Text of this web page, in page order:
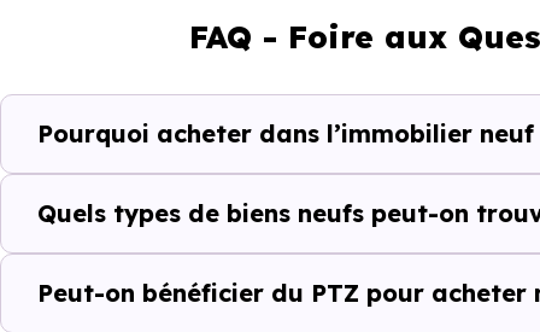
Ces prix varient selon la
Le parc résidentiel de
résidences secondaires.
Avec 62 % de propriétaires
complémentaires : un
FAQ - Foire aux
Pourquoi acheter dans l’immobilier
Quels types de biens neufs peut-on
Peut-on bénéficier du PTZ pour acheter